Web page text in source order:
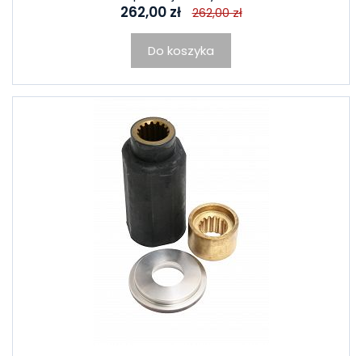
262,00 zł 262,00 zł
Do koszyka